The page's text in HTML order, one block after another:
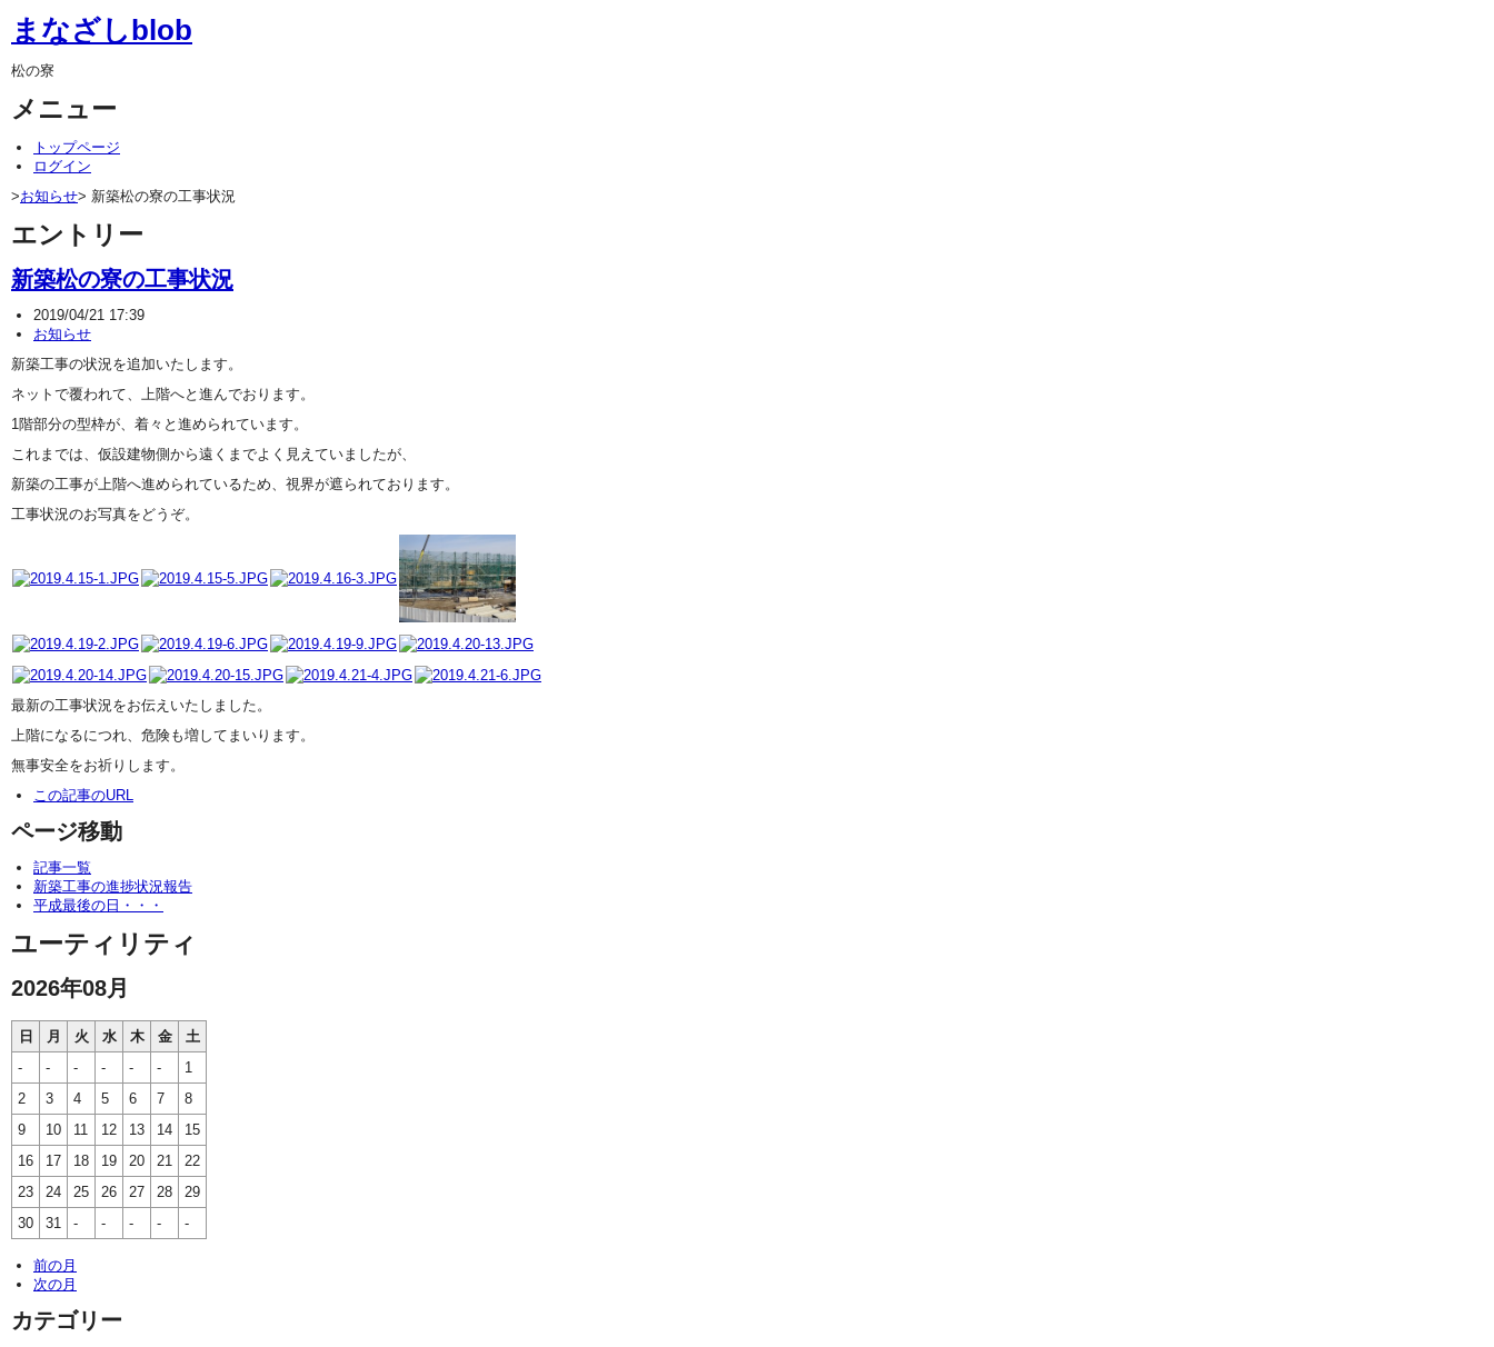
まなざしblob
松の寮
メニュー
トップページ
ログイン
>お知らせ> 新築松の寮の工事状況
エントリー
新築松の寮の工事状況
2019/04/21 17:39
お知らせ
新築工事の状況を追加いたします。
ネットで覆われて、上階へと進んでおります。
1階部分の型枠が、着々と進められています。
これまでは、仮設建物側から遠くまでよく見えていましたが、
新築の工事が上階へ進められているため、視界が遮られております。
工事状況のお写真をどうぞ。
最新の工事状況をお伝えいたしました。
上階になるにつれ、危険も増してまいります。
無事安全をお祈りします。
この記事のURL
ページ移動
記事一覧
新築工事の進捗状況報告
平成最後の日・・・
ユーティリティ
2026年08月
日 月 火 水 木 金
土
-
- - - - -
1
2
3 4 5 6 7
8
9
10 11 12 13 14
15
16
17 18 19 20 21
22
23
24 25 26 27 28
29
30
31 - - - - -
前の月
次の月
カテゴリー